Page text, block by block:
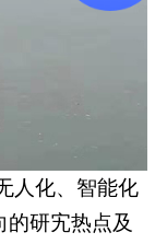
人化、智能化
的研宄热点及